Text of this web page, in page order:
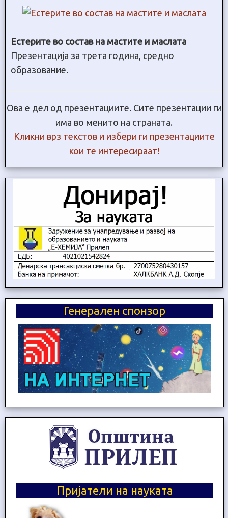
Естерите во состав на мастите и маслата
Презентација за трета година, средно
образование.
Ова е дел од презентациите. Сите презентации ги
има во менито на страната.
Кликни врз текстов и избери ги презентациите
кои те интересираат!
Генерален спонзор
Пријатели на науката